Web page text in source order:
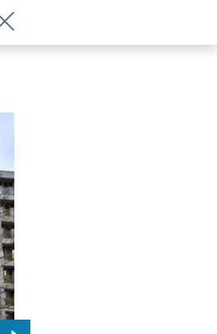
do artykułu Nowe perony na